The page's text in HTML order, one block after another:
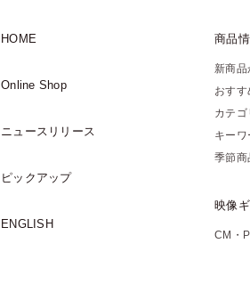
HOME 商品
新商
おす
カテ
キー
季節商
映像
CM・
Online Shop
ニュースリリース
ピックアップ
ENGLISH